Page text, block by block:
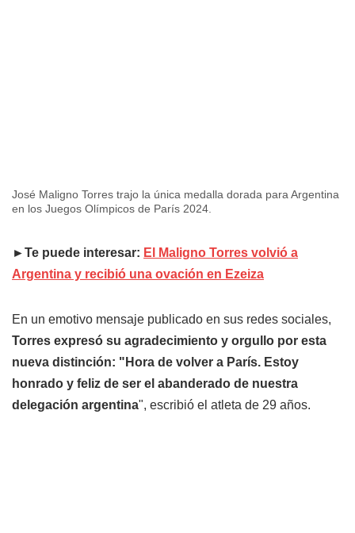
José Maligno Torres trajo la única medalla dorada para Argentina
en los Juegos Olímpicos de París 2024.
►Te puede interesar: El Maligno Torres volvió a
Argentina y recibió una ovación en Ezeiza
En un emotivo mensaje publicado en sus redes sociales,
Torres expresó su agradecimiento y orgullo por esta
nueva distinción: "Hora de volver a París. Estoy
honrado y feliz de ser el abanderado de nuestra
delegación argentina", escribió el atleta de 29 años.